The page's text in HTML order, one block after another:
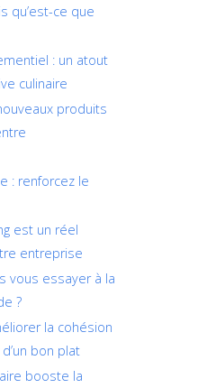
qu’est-ce que
: un atout
culinaire
produits
: renforcez le
est un réel
entreprise
vous essayer à la
?
la cohésion
bon plat
booste la